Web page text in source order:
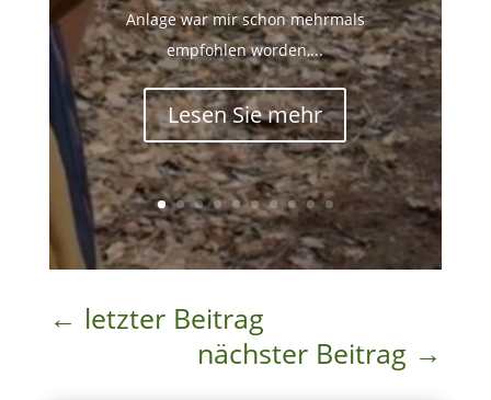
Anlage war mir schon mehrmals
empfohlen worden,...
Lesen Sie mehr
← letzter Beitrag
nächster Beitrag →